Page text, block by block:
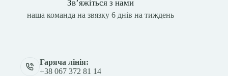
Зв’яжіться з нами
наша команда на звязку 6 днів на тиждень
Гаряча лінія:
+38 067 372 81 14